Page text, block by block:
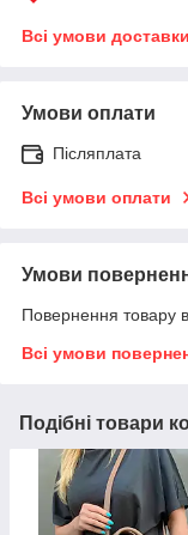
Всі умови доставки
Умови оплати
Післяплата
Всі умови оплати
Умови
Повернення товару
Всі умови
Подібні товари